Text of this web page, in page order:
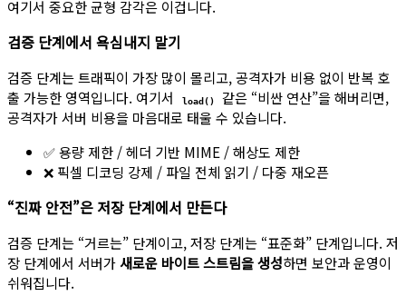
여기서 중요한 균형 감각은 이겁니다.
검증 단계에서 욕심내지 말기
검증 단계는 트래픽이 가장 많이 몰리고, 공격자가 비용 없이 반복 호
출 가능한 영역입니다. 여기서
load()
같은 “비싼 연산”을 해버리면,
공격자가 서버 비용을 마음대로 태울 수 있습니다.
✅ 용량 제한 / 헤더 기반 MIME / 해상도 제한
❌ 픽셀 디코딩 강제 / 파일 전체 읽기 / 다중 재오픈
“진짜 안전”은 저장 단계에서 만든다
검증 단계는 “거르는” 단계이고, 저장 단계는 “표준화” 단계입니다. 저
장 단계에서 서버가새로운 바이트 스트림을 생성하면 보안과 운영이
쉬워집니다.